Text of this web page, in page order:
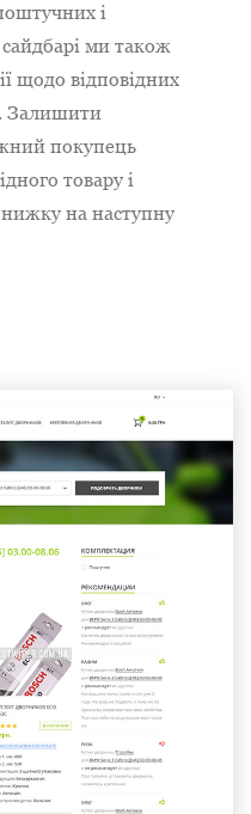
і
ми також
щодо відповідних
Залишити
покупець
товару і
на наступну